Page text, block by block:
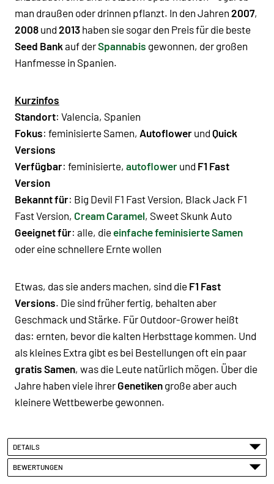
man draußen oder drinnen pflanzt. In den Jahren 2007,
2008 und 2013 haben sie sogar den Preis für die beste
Seed Bank auf derSpannabis gewonnen, der großen
Hanfmesse in Spanien.
Kurzinfos
Standort: Valencia, Spanien
Fokus: feminisierte Samen, Autoflower und Quick
Versions
Verfügbar: feminisierte, autoflower und F1 Fast
Version
Bekannt für: Big Devil F1 Fast Version, Black Jack F1
Fast Version, Cream Caramel, Sweet Skunk Auto
Geeignet für: alle, dieeinfache feminisierte Samen
oder eine schnellere Ernte wollen
Etwas, das sie anders machen, sind die F1 Fast
Versions. Die sind früher fertig, behalten aber
Geschmack und Stärke. Für Outdoor-Grower heißt
das: ernten, bevor die kalten Herbsttage kommen. Und
als kleines Extra gibt es bei Bestellungen oft ein paar
gratis Samen, was die Leute natürlich mögen. Über die
Jahre haben viele ihrer Genetiken große aber auch
kleinere Wettbewerbe gewonnen.
DETAILS
BEWERTUNGEN